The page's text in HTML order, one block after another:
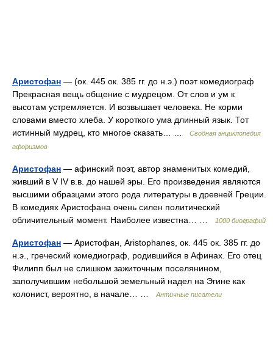
Аристофан — (ок. 445 ок. 385 гг. до н.э.) поэт комедиограф
Прекрасная вещь общение с мудрецом. От слов и ум к
высотам устремляется. И возвышает человека. Не корми
словами вместо хлеба. У короткого ума длинный язык. Тот
истинный мудрец, кто многое сказать… …
Сводная энциклопедия
афоризмов
Аристофан — афинский поэт, автор знаменитых комедий,
живший в V IV в.в. до нашей эры. Его произведения являются
высшими образцами этого рода литературы в древней Греции.
В комедиях Аристофана очень силен политический
обличительный момент. Наиболее известна… …
1000 биографий
Аристофан — Аристофан, Aristophanes, ок. 445 ок. 385 гг. до
н.э., греческий комедиограф, родившийся в Афинах. Его отец
Филипп был не слишком зажиточным поселянином,
заполучившим небольшой земельный надел на Эгине как
колонист, вероятно, в начале… …
Античные писатели